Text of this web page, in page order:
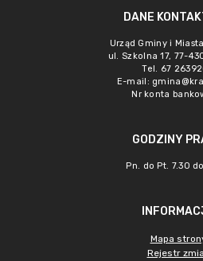
DANE
Urząd Gminy i
ul. Szkolna 17, 77-
Tel. 67
E-mail:
Nr konta
GODZINY
Pn. do Pt. 7.30
Mapa
Rejestr